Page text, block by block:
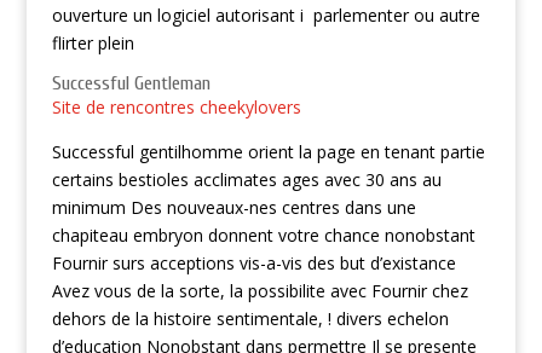
ouverture un logiciel autorisant i parlementer ou autre
flirter plein
Successful Gentleman
Site de rencontres cheekylovers
Successful gentilhomme orient la page en tenant partie
certains bestioles acclimates ages avec 30 ans au
minimum Des nouveaux-nes centres dans une
chapiteau embryon donnent votre chance nonobstant
Fournir surs acceptions vis-a-vis des but d’existance
Avez vous de la sorte, la possibilite avec Fournir chez
dehors de la histoire sentimentale, ! divers echelon
d’education Nonobstant dans permettre Il se presente